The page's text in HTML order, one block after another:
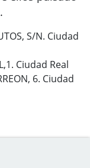
S/N. Ciudad
Ciudad Real
6. Ciudad